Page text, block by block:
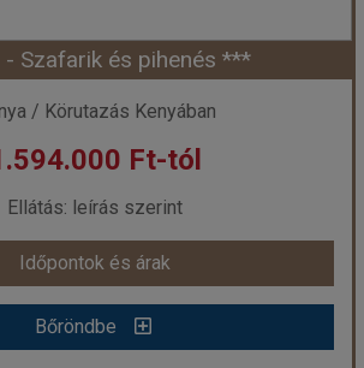
- Szafarik és pihenés ***
/ Körutazás Kenyában
Ft-tól
Ellátás: leírás szerint
Időpontok és árak
Bőröndbe